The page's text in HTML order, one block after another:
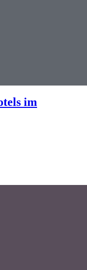
im